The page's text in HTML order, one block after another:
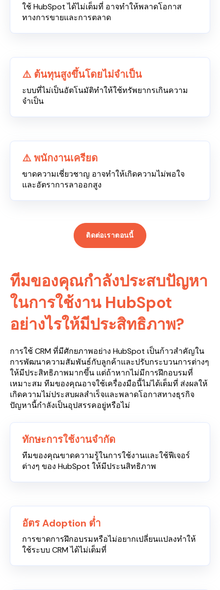
ใช้ HubSpot ได้ไม่เต็มที่ อาจทำให้พลาดโอกาส
ทางการขายและการตลาด
⚠️ ต้นทุนสูงขึ้นโดยไม่จำเป็น
ะบบที่ไม่เป็นอัตโนมัติทำให้ใช้ทรัพยากรเกินความ
จำเป็น
⚠️ พนักงานเครียด
ขาดความเชี่ยวชาญ อาจทำให้เกิดความไม่พอใจ
และอัตราการลาออกสูง
ติดต่อเราตอนนี้
ทีมของคุณกำลังประสบปัญหา
ในการใช้งาน HubSpot
อย่างไรให้มีประสิทธิภาพ?
การใช้ CRM ที่มีศักยภาพอย่าง HubSpot เป็นก้าวสำคัญใน
การพัฒนาความสัมพันธ์กับลูกค้าและปรับกระบวนการต่างๆ
ให้มีประสิทธิภาพมากขึ้น แต่ถ้าหากไม่มีการฝึกอบรมที่
เหมาะสม ทีมของคุณอาจใช้เครื่องมือนี้ไม่ได้เต็มที่ ส่งผลให้
เกิดความไม่ประสบผลสำเร็จและพลาดโอกาสทางธุรกิจ
ปัญหานี้กำลังเป็นอุปสรรคอยู่หรือไม่
ทักษะการใช้งานจำกัด
ทีมของคุณขาดความรู้ในการใช้งานและใช้ฟีเจอร์
ต่างๆ ของ HubSpot ให้มีประนสิทธิภาพ
อัตร Adoption ต่ำ
การขาดการฝึกอบรมหรือไม่อยากเปลี่ยนแปลงทำให้
ใช้ระบบ CRM ได้ไม่เต็มที่